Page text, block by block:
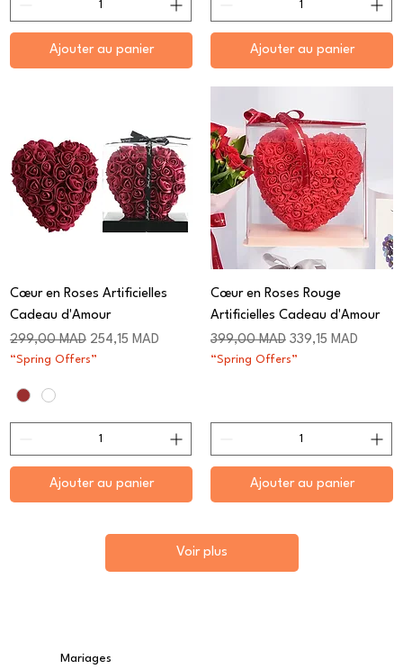
Ajouter au panier Ajouter au panier
Cœur en Roses Artificielles
Cadeau d'Amour
Prix original
299,00 MAD Prix promotionnel
254,15 MAD
“Spring Offers”
Ajouter au panier
Cœur en Roses Rouge
Artificielles Cadeau d'Amour
Prix original
399,00 MAD Prix promotionnel
339,15 MAD
“Spring Offers”
Ajouter au panier
Voir plus
Mariages